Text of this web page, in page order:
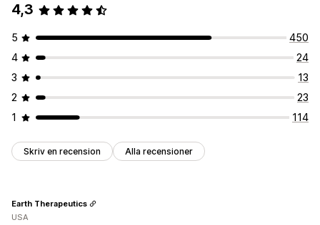
4,3
5
450
4
24
3
13
2
23
1
114
Skriv en recension Alla recensioner
Earth Therapeutics
USA